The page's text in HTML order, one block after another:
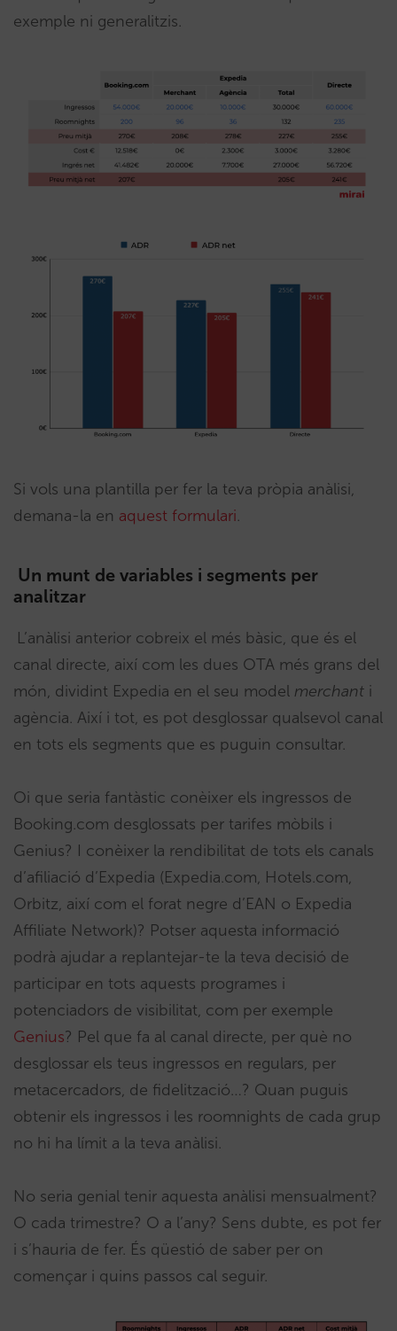
exemple ni generalitzis.
Si vols una plantilla per fer la teva pròpia anàlisi,
demana-la en aquest formulari.
Un munt de variables i segments per
analitzar
L’anàlisi anterior cobreix el més bàsic, que és el
canal directe, així com les dues OTA més grans del
món, dividint Expedia en el seu model merchant i
agència. Així i tot, es pot desglossar qualsevol canal
en tots els segments que es puguin consultar.
Oi que seria fantàstic conèixer els ingressos de
Booking.com desglossats per tarifes mòbils i
Genius? I conèixer la rendibilitat de tots els canals
d’afiliació d’Expedia (Expedia.com, Hotels.com,
Orbitz, així com el forat negre d’EAN o Expedia
Affiliate Network)? Potser aquesta informació
podrà ajudar a replantejar-te la teva decisió de
participar en tots aquests programes i
potenciadors de visibilitat, com per exemple
Genius? Pel que fa al canal directe, per què no
desglossar els teus ingressos en regulars, per
metacercadors, de fidelització…? Quan puguis
obtenir els ingressos i les roomnights de cada grup
no hi ha límit a la teva anàlisi.
No seria genial tenir aquesta anàlisi mensualment?
O cada trimestre? O a l’any? Sens dubte, es pot fer
i s’hauria de fer. És qüestió de saber per on
començar i quins passos cal seguir.